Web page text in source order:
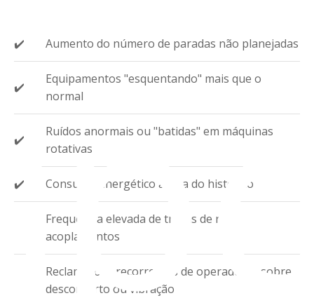
✔️ Aumento do número de paradas não planejadas
✔️
Equipamentos "esquentando" mais que o
normal
✔️
Ruídos anormais ou "batidas" em máquinas
rotativas
✔️ Consumo energético acima do histórico
Frequência elevada de trocas de rolamentos e
acoplamentos
Reclamações recorrentes de operadores sobre
desconforto ou vibração